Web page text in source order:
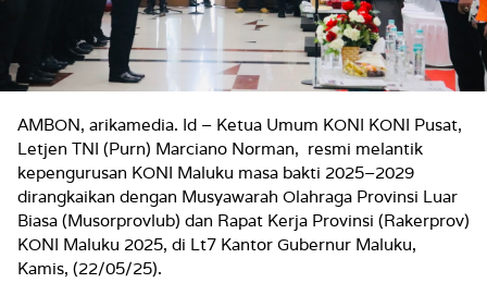
AMBON, arikamedia. Id – Ketua Umum KONI KONI Pusat,
Letjen TNI (Purn) Marciano Norman, resmi melantik
kepengurusan KONI Maluku masa bakti 2025–2029
dirangkaikan dengan Musyawarah Olahraga Provinsi Luar
Biasa (Musorprovlub) dan Rapat Kerja Provinsi (Rakerprov)
KONI Maluku 2025, di Lt7 Kantor Gubernur Maluku,
Kamis, (22/05/25).